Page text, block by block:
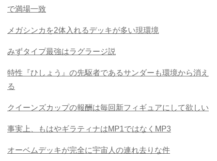
で満場一致
メガシンカを2体入れるデッキが多い現環境
みずタイプ最強はラグラージ説
特性『ひしょう』の先駆者であるサンダーも環境から消え
る
クイーンズカップの報酬は毎回新フィギュアにして欲しい
事実上、もはやギラティナはMP1ではなくMP3
オーベムデッキが完全に宇宙人の連れ去りな件